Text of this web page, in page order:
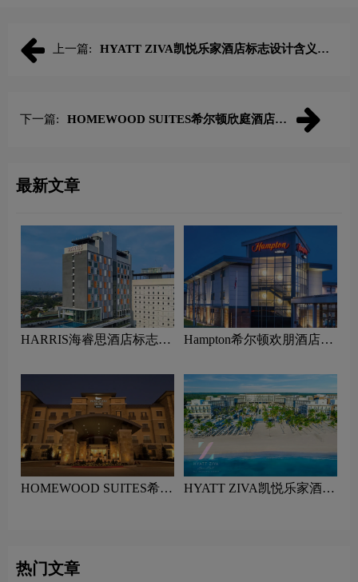
上一篇:
HYATT ZIVA凯悦乐家酒店标志设计含义及
下一篇:
HOMEWOOD SUITES希尔顿欣庭酒店标
最新文章
HARRIS海睿思酒店标志设
Hampton希尔顿欢朋酒店标
理念
HOMEWOOD SUITES希尔
HYATT ZIVA凯悦乐家酒店
热门文章